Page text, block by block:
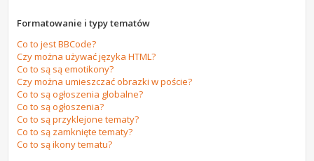
Formatowanie i typy tematów
Co to jest BBCode?
Czy można używać języka HTML?
Co to są są emotikony?
Czy można umieszczać obrazki w poście?
Co to są ogłoszenia globalne?
Co to są ogłoszenia?
Co to są przyklejone tematy?
Co to są zamknięte tematy?
Co to są ikony tematu?